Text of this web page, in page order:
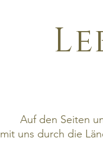
Auf den Seiten
mit uns durch die